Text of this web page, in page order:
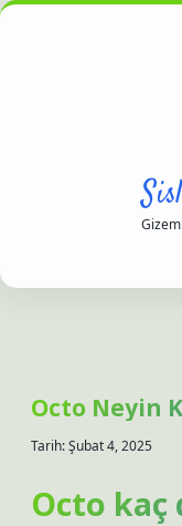
Octo Neyin
Tarih: Şubat 4, 2025
Octo kaç